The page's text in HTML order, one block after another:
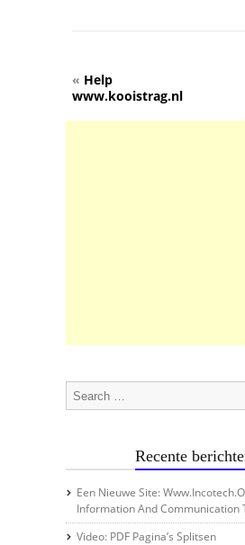
« Help
www.kooistrag.nl
Recente
Een Nieuwe Site:
Information And Communication
Video: PDF Pagina’s Splitsen